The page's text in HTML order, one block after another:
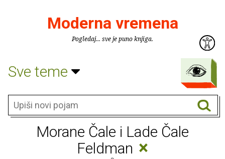
Moderna vremena
Pogledaj... sve je puno knjiga.
Sve teme
Morane Čale i Lade Čale
Feldman ×